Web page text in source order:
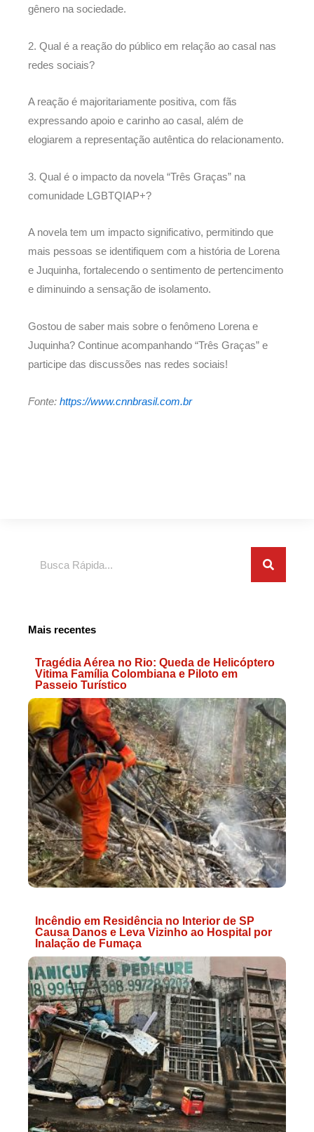
gênero na sociedade.
2. Qual é a reação do público em relação ao casal nas
redes sociais?
A reação é majoritariamente positiva, com fãs
expressando apoio e carinho ao casal, além de
elogiarem a representação autêntica do relacionamento.
3. Qual é o impacto da novela “Três Graças” na
comunidade LGBTQIAP+?
A novela tem um impacto significativo, permitindo que
mais pessoas se identifiquem com a história de Lorena
e Juquinha, fortalecendo o sentimento de pertencimento
e diminuindo a sensação de isolamento.
Gostou de saber mais sobre o fenômeno Lorena e
Juquinha? Continue acompanhando “Três Graças” e
participe das discussões nas redes sociais!
Fonte: https://www.cnnbrasil.com.br
Mais recentes
Tragédia Aérea no Rio: Queda de Helicóptero
Vitima Família Colombiana e Piloto em
Passeio Turístico
Incêndio em Residência no Interior de SP
Causa Danos e Leva Vizinho ao Hospital por
Inalação de Fumaça